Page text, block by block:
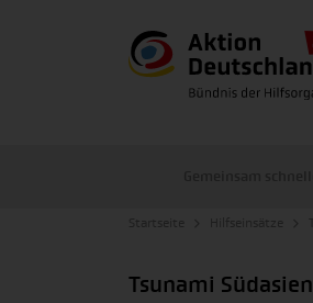
Tsunami Südasien